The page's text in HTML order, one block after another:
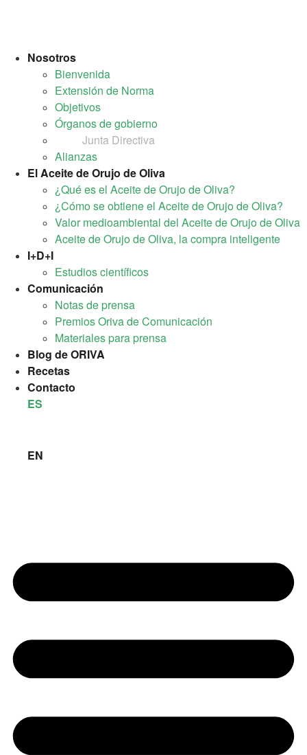
Nosotros
Bienvenida
Extensión de Norma
Objetivos
Órganos de gobierno
Junta Directiva
Alianzas
El Aceite de Orujo de Oliva
¿Qué es el Aceite de Orujo de Oliva?
¿Cómo se obtiene el Aceite de Orujo de Oliva?
Valor medioambiental del Aceite de Orujo de Oliva
Aceite de Orujo de Oliva, la compra inteligente
I+D+I
Estudios científicos
Comunicación
Notas de prensa
Premios Oriva de Comunicación
Materiales para prensa
Blog de ORIVA
Recetas
Contacto
ES
EN